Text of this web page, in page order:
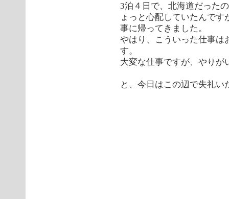
3泊４日で、北海道だった
ょっと心配していたんで
事に帰ってきました。
やはり、こういった仕事は
す。
大変な仕事ですが、やりが
と、今日はこの辺で失礼い